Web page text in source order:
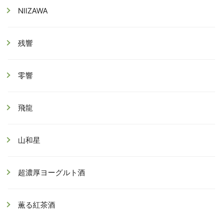
NIIZAWA
残響
零響
飛龍
山和星
超濃厚ヨーグルト酒
薫る紅茶酒